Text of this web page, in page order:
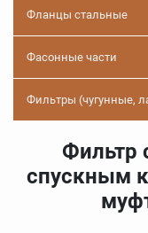
Фланцы стальные
Фасонные части
Фильтры (чугунные,
Фильтр
спускным